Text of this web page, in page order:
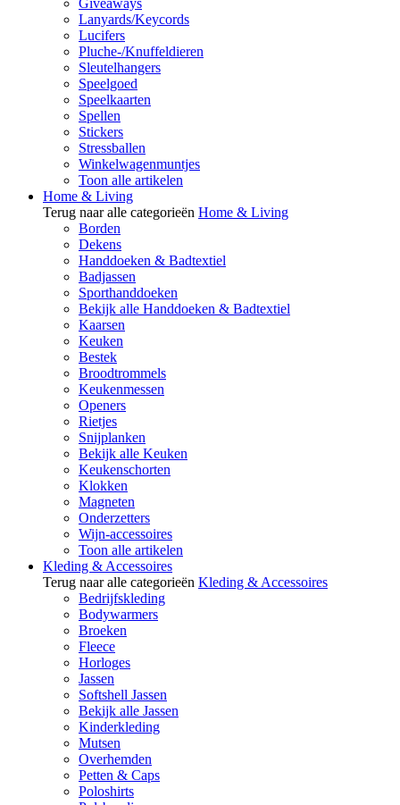
Giveaways
Lanyards/Keycords
Lucifers
Pluche-/Knuffeldieren
Sleutelhangers
Speelgoed
Speelkaarten
Spellen
Stickers
Stressballen
Winkelwagenmuntjes
Toon alle artikelen
Home & Living
Terug naar alle categorieën Home & Living
Borden
Dekens
Handdoeken & Badtextiel
Badjassen
Sporthanddoeken
Bekijk alle Handdoeken & Badtextiel
Kaarsen
Keuken
Bestek
Broodtrommels
Keukenmessen
Openers
Rietjes
Snijplanken
Bekijk alle Keuken
Keukenschorten
Klokken
Magneten
Onderzetters
Wijn-accessoires
Toon alle artikelen
Kleding & Accessoires
Terug naar alle categorieën Kleding & Accessoires
Bedrijfskleding
Bodywarmers
Broeken
Fleece
Horloges
Jassen
Softshell Jassen
Bekijk alle Jassen
Kinderkleding
Mutsen
Overhemden
Petten & Caps
Poloshirts